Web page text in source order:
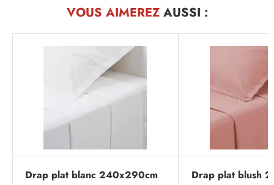
VOUS AIMEREZAUSSI :
Drap plat blanc 240x290cm Drap plat blush